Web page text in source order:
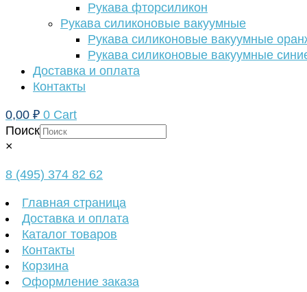
Рукава фторсиликон
Рукава силиконовые вакуумные
Рукава силиконовые вакуумные
Рукава силиконовые вакуумные
Доставка и оплата
Контакты
0,00 ₽ 0 Cart
Поиск
×
8 (495) 374 82 62
Главная страница
Доставка и оплата
Каталог товаров
Контакты
Корзина
Оформление заказа